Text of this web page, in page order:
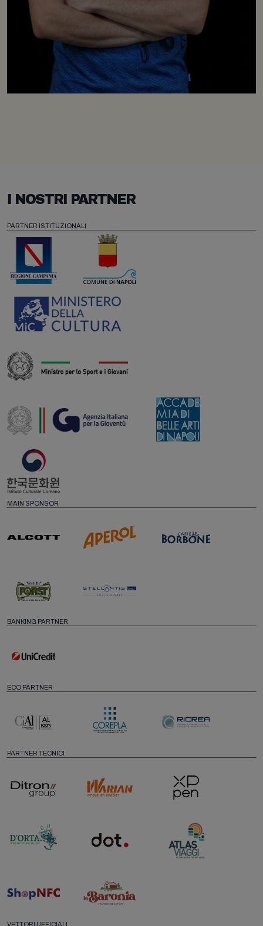
I NOSTRI PARTNER
PARTNER ISTITUZIONALI
MAIN SPONSOR
BANKING PARTNER
ECO PARTNER
PARTNER TECNICI
VETTORI UFFICIALI